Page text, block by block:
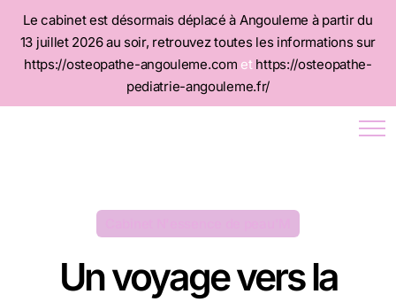
Le cabinet est désormais déplacé à Angouleme à partir du
13 juillet 2026 au soir, retrouvez toutes les informations sur
https://osteopathe-angouleme.com et https://osteopathe-
pediatrie-angouleme.fr/
Un voyage vers la